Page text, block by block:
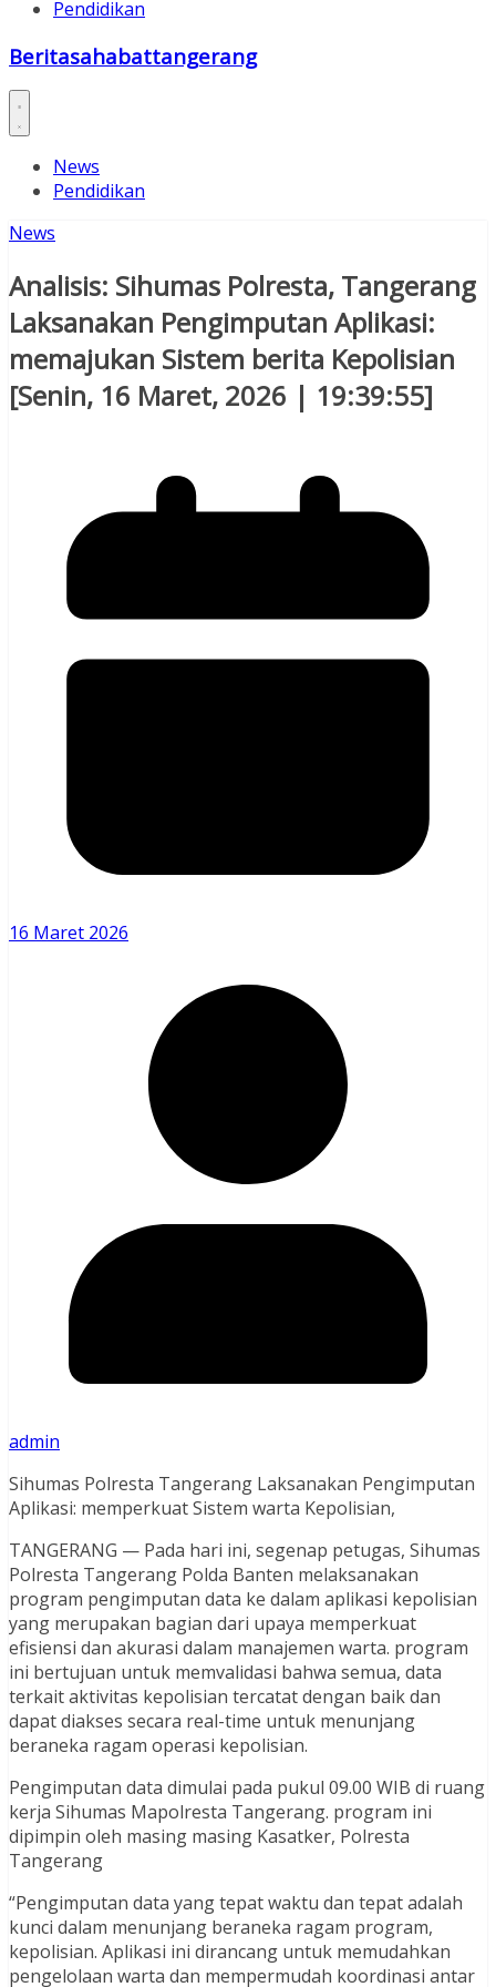
Pendidikan
Beritasahabattangerang
News
Pendidikan
News
Analisis: Sihumas Polresta, Tangerang
Laksanakan Pengimputan Aplikasi:
memajukan Sistem berita Kepolisian
[Senin, 16 Maret, 2026 | 19:39:55]
16 Maret 2026
admin
Sihumas Polresta Tangerang Laksanakan Pengimputan
Aplikasi: memperkuat Sistem warta Kepolisian,
TANGERANG — Pada hari ini, segenap petugas, Sihumas
Polresta Tangerang Polda Banten melaksanakan
program pengimputan data ke dalam aplikasi kepolisian
yang merupakan bagian dari upaya memperkuat
efisiensi dan akurasi dalam manajemen warta. program
ini bertujuan untuk memvalidasi bahwa semua, data
terkait aktivitas kepolisian tercatat dengan baik dan
dapat diakses secara real-time untuk menunjang
beraneka ragam operasi kepolisian.
Pengimputan data dimulai pada pukul 09.00 WIB di ruang
kerja Sihumas Mapolresta Tangerang. program ini
dipimpin oleh masing masing Kasatker, Polresta
Tangerang
“Pengimputan data yang tepat waktu dan tepat adalah
kunci dalam menunjang beraneka ragam program,
kepolisian. Aplikasi ini dirancang untuk memudahkan
pengelolaan warta dan mempermudah koordinasi antar